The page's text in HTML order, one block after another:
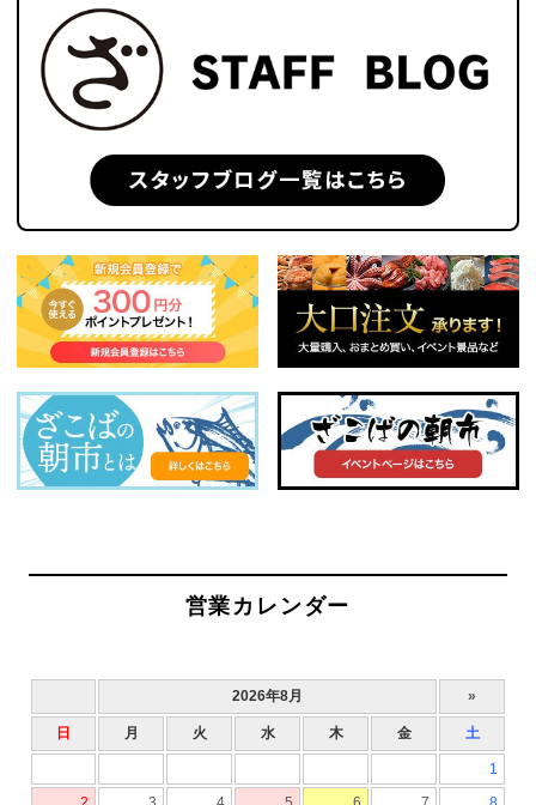
営業カレンダー